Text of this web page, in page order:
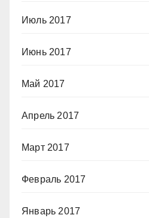
Июль 2017
Июнь 2017
Май 2017
Апрель 2017
Март 2017
Февраль 2017
Январь 2017